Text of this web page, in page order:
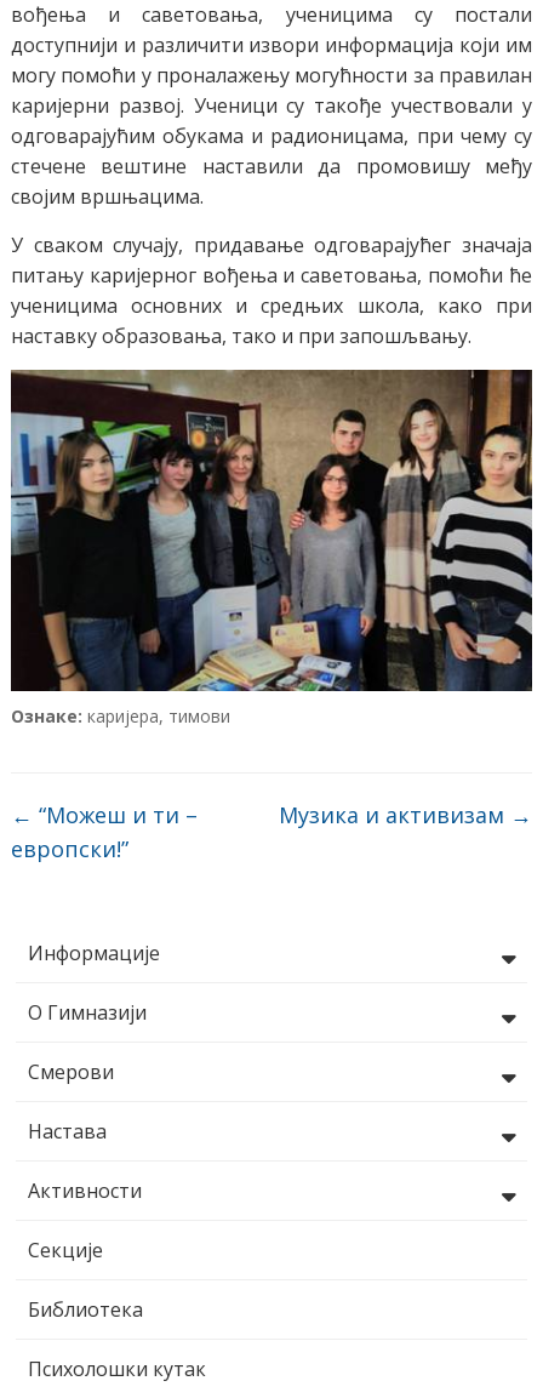
Информације
О Гимназији
Смерови
Настава
Активности
Секције
Библиотека
Психолошки кутак
вођења и саветовања, ученицима су постали
доступнији и различити извори информација који им
могу помоћи у проналажењу могућности за правилан
каријерни развој. Ученици су такође учествовали у
одговарајућим обукама и радионицама, при чему су
стечене вештине наставили да промовишу међу
својим вршњацима.
У сваком случају, придавање одговарајућег значаја
питању каријерног вођења и саветовања, помоћи ће
ученицима основних и средњих школа, како при
наставку образовања, тако и при запошљвању.
Ознаке: каријера, тимови
← “Можеш и ти –
европски!”
Музика и активизам →